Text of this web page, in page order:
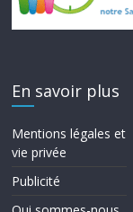
En savoir plus
Mentions légales et
vie privée
Publicité